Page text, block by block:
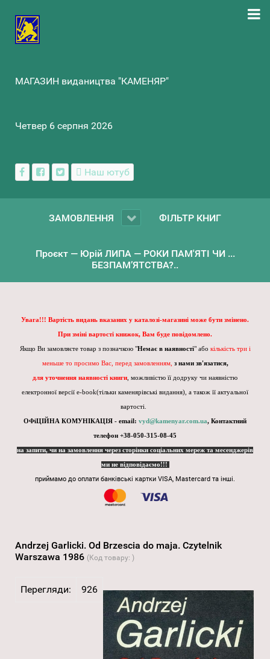
МАГАЗИН видаництва "КАМЕНЯР"
Четвер 6 серпня 2026
Наш ютуб
ЗАМОВЛЕННЯ ФІЛЬТР КНИГ
Проєкт — Юрій ЛИПА — РОКИ ПАМ'ЯТІ ЧИ ...
БЕЗПАМ’ЯТСТВА?..
Увага!!! Вартість видань вказаних у каталозі-магазині може бути змінено.
При зміні вартості книжок, Вам буде повідомлено.
Якщо Ви замовляєте товар з позначкою "Немає в наявності" або кількість три і
меньше то просимо Вас, перед замовленням, з нами зв'язатися,
для уточнення наявності книги , можливістю її додруку чи наявністю
електронної версії e-book(тільки каменярівські видання), а також її актуальної
вартості.
ОФіЦІЙНА КОМУНІКАЦІЯ - email: vyd@kamenyar.com.ua, Контактний
телефон +38-050-315-08-45
на запити, чи на замовлення через сторінки соціальних мереж та месенджерів
ми не відповідаємо!!!
приймамо до оплати банківські картки VISA, Mastercard та інші.
Andrzej Garlicki. Od Brzescia do maja. Czytelnik
Warszawa 1986 (Код товару: )
Перегляди: 926